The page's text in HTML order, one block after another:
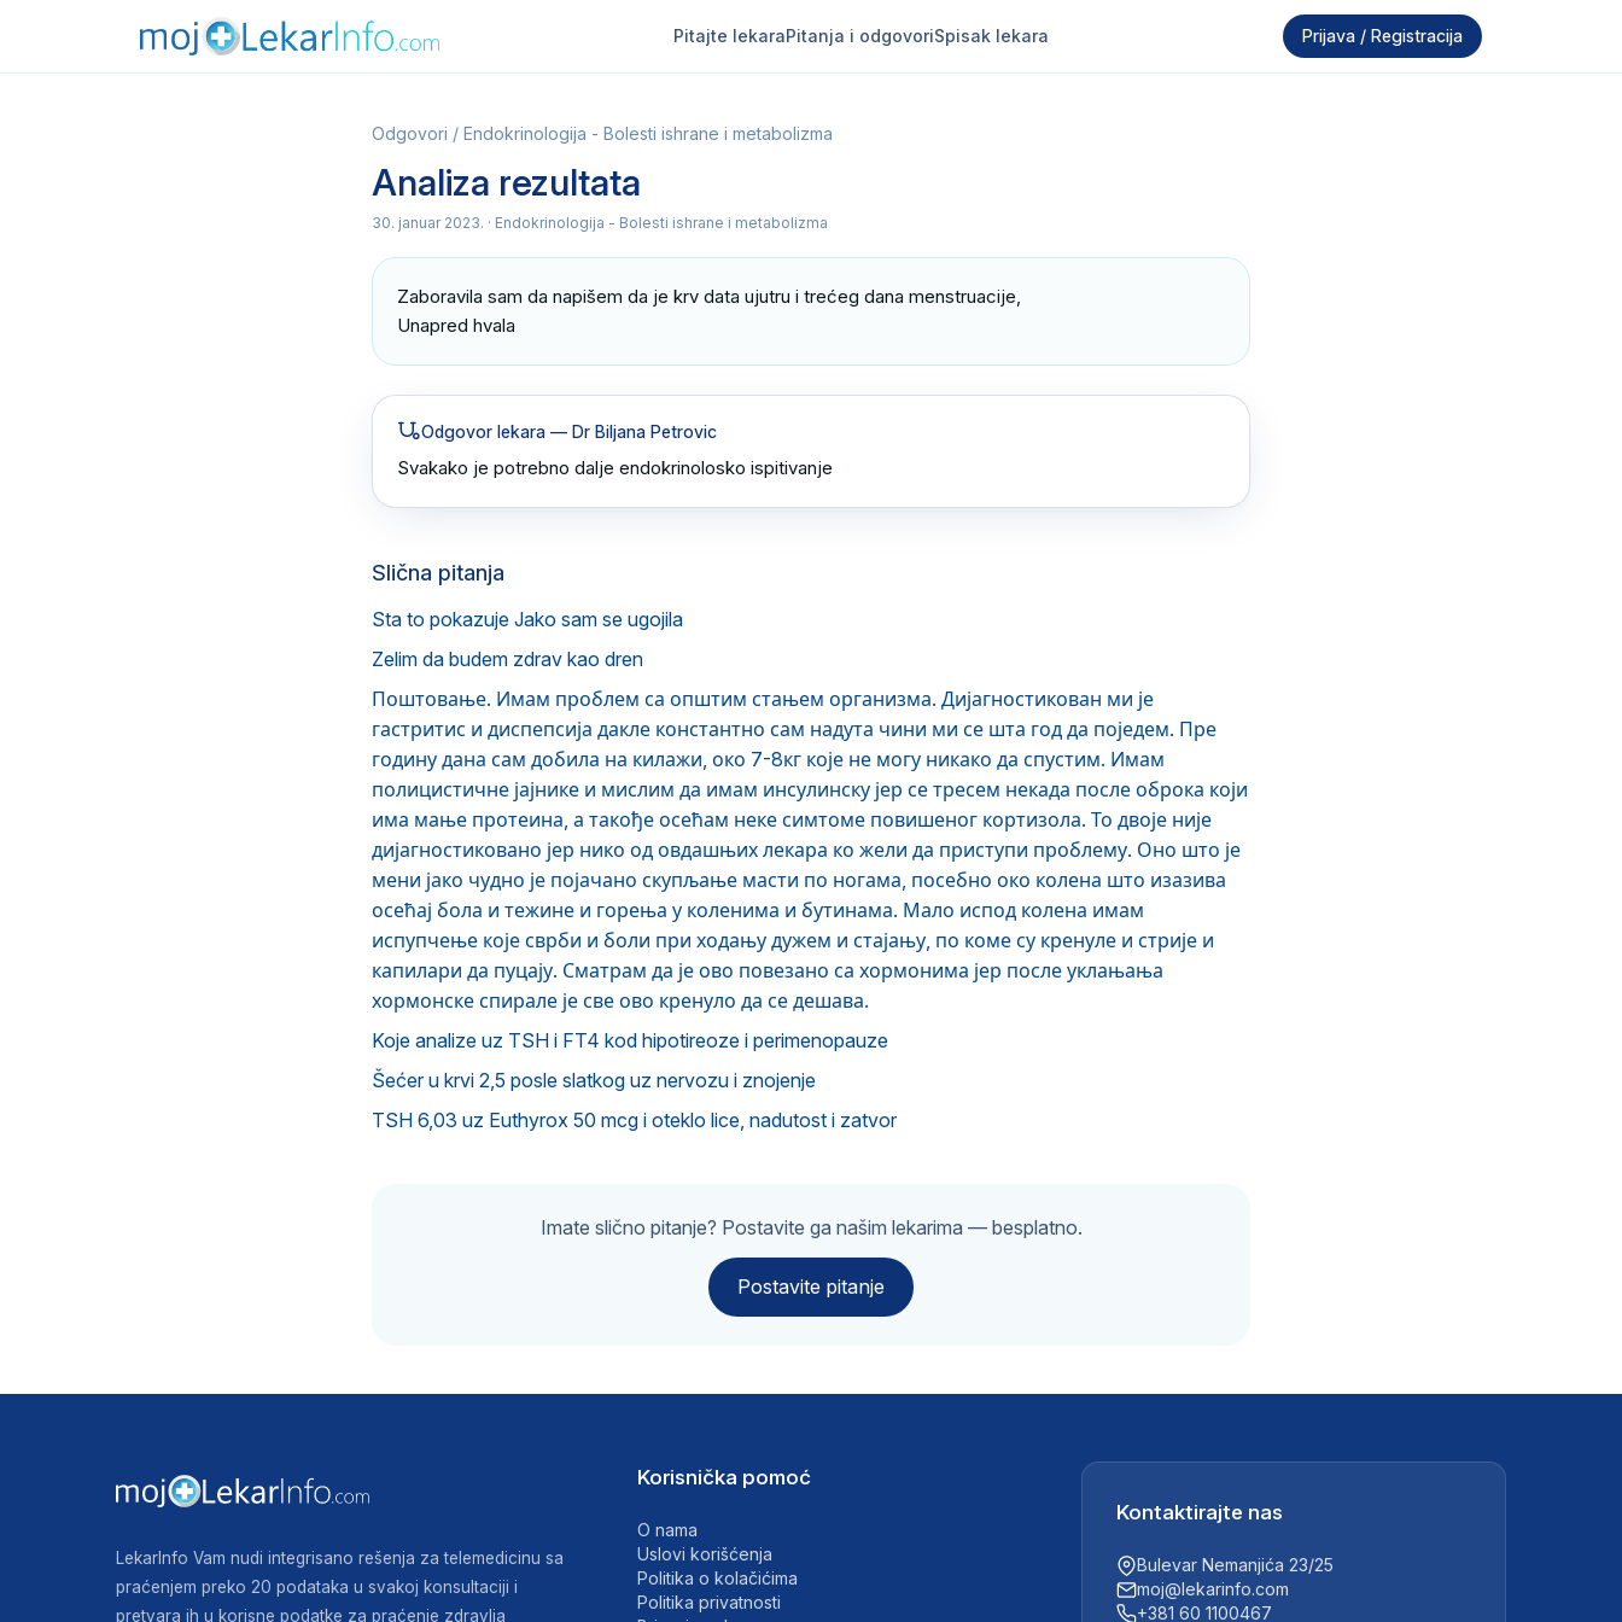
Pitajte lekaraPitanja i odgovoriSpisak lekara Prijava / Registracija
Odgovori / Endokrinologija - Bolesti ishrane i metabolizma
Analiza rezultata
30. januar 2023. · Endokrinologija - Bolesti ishrane i metabolizma
Zaboravila sam da napišem da je krv data ujutru i trećeg dana menstruacije,
Unapred hvala
Odgovor lekara — Dr Biljana Petrovic
Svakako je potrebno dalje endokrinolosko ispitivanje
Slična pitanja
Sta to pokazuje Jako sam se ugojila
Zelim da budem zdrav kao dren
Поштовање. Имам проблем са општим стањем организма. Дијагностикован ми је
гастритис и диспепсија дакле константно сам надута чини ми се шта год да поједем. Пре
годину дана сам добила на килажи, око 7-8кг које не могу никако да спустим. Имам
полицистичне јајнике и мислим да имам инсулинску јер се тресем некада после оброка који
има мање протеина, а такође осећам неке симтоме повишеног кортизола. То двоје није
дијагностиковано јер нико од овдашњих лекара ко жели да приступи проблему. Оно што је
мени јако чудно је појачано скупљање масти по ногама, посебно око колена што изазива
осећај бола и тежине и горења у коленима и бутинама. Мало испод колена имам
испупчење које сврби и боли при ходању дужем и стајању, по коме су кренуле и стрије и
капилари да пуцају. Сматрам да је ово повезано са хормонима јер после уклањања
хормонске спирале је све ово кренуло да се дешава.
Koje analize uz TSH i FT4 kod hipotireoze i perimenopauze
Šećer u krvi 2,5 posle slatkog uz nervozu i znojenje
TSH 6,03 uz Euthyrox 50 mcg i oteklo lice, nadutost i zatvor
Imate slično pitanje? Postavite ga našim lekarima — besplatno.
Postavite pitanje
LekarInfo Vam nudi integrisano rešenja za telemedicinu sa
praćenjem preko 20 podataka u svakoj konsultaciji i
pretvara ih u korisne podatke za praćenje zdravlja
Korisnička pomoć
O nama
Uslovi korišćenja
Politika o kolačićima
Politika privatnosti
Kontaktirajte nas
Bulevar Nemanjića 23/25
moj@lekarinfo.com
+381 60 1100467